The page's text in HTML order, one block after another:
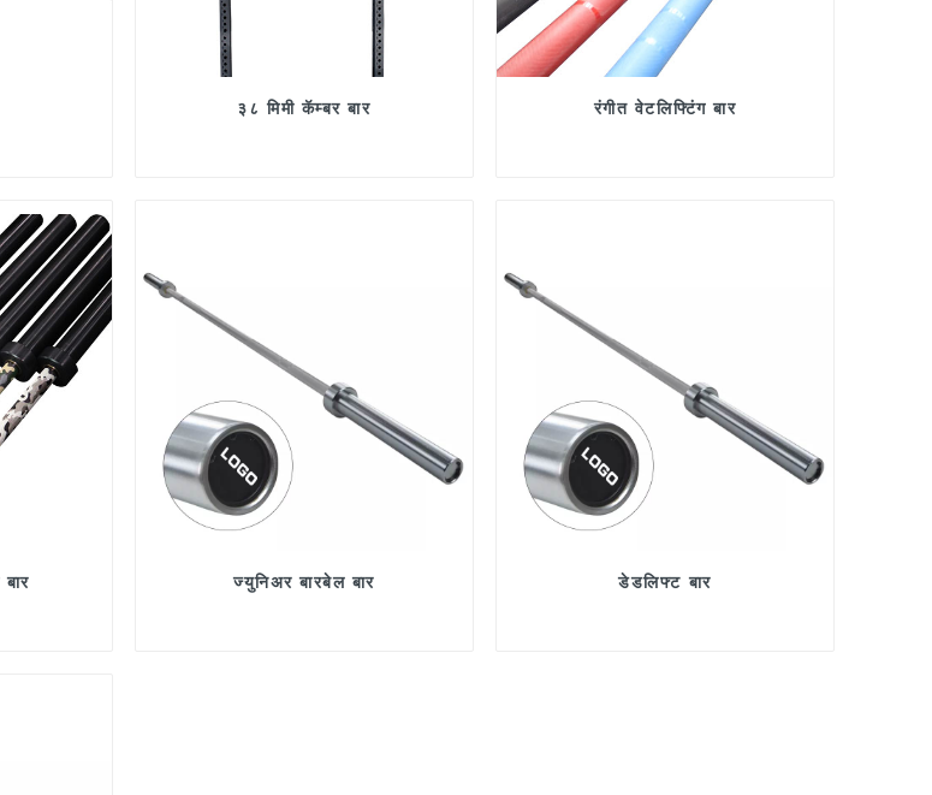
३८ मिमी कॅम्बर बार रंगीत वेटलिफ्टिंग बार
ज्युनिअर बारबेल बार डेडलिफ्ट बार